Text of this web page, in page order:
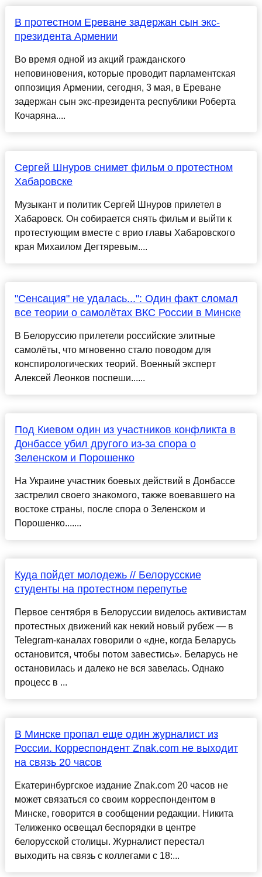
В протестном Ереване задержан сын экс-
президента Армении
Во время одной из акций гражданского
неповиновения, которые проводит парламентская
оппозиция Армении, сегодня, 3 мая, в Ереване
задержан сын экс-президента республики Роберта
Кочаряна....
Сергей Шнуров снимет фильм о протестном
Хабаровске
Музыкант и политик Сергей Шнуров прилетел в
Хабаровск. Он собирается снять фильм и выйти к
протестующим вместе с врио главы Хабаровского
края Михаилом Дегтяревым....
"Сенсация" не удалась...": Один факт сломал
все теории о самолётах ВКС России в Минске
В Белоруссию прилетели российские элитные
самолёты, что мгновенно стало поводом для
конспирологических теорий. Военный эксперт
Алексей Леонков поспеши......
Под Киевом один из участников конфликта в
Донбассе убил другого из-за спора о
Зеленском и Порошенко
На Украине участник боевых действий в Донбассе
застрелил своего знакомого, также воевавшего на
востоке страны, после спора о Зеленском и
Порошенко.......
Куда пойдет молодежь // Белорусские
студенты на протестном перепутье
Первое сентября в Белоруссии виделось активистам
протестных движений как некий новый рубеж — в
Telegram-каналах говорили о «дне, когда Беларусь
остановится, чтобы потом завестись». Беларусь не
остановилась и далеко не вся завелась. Однако
процесс в ...
В Минске пропал еще один журналист из
России. Корреспондент Znak.com не выходит
на связь 20 часов
Екатеринбургское издание Znak.com 20 часов не
может связаться со своим корреспондентом в
Минске, говорится в сообщении редакции. Никита
Телиженко освещал беспорядки в центре
белорусской столицы. Журналист перестал
выходить на связь с коллегами с 18:...